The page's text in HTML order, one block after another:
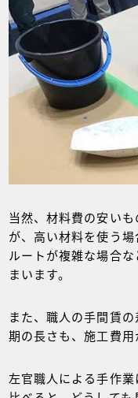
当然、材料費の安い
が、高い材料を使う
ルートが複雑な場合
まいます。
また、職人の手間賃
期の長さも、施工費用
左官職人による手作